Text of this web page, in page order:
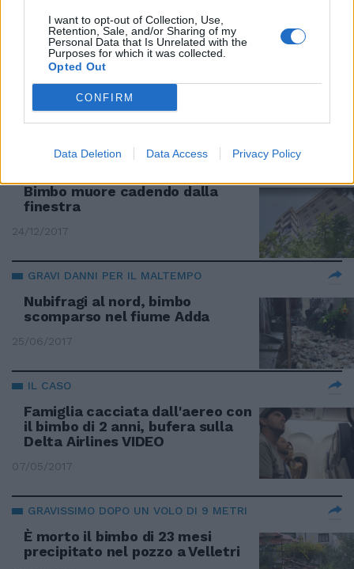
I want to opt-out of Collection, Use,
Retention, Sale, and/or Sharing of my
Personal Data that Is Unrelated with the
Purposes for which it was collected.
Opted Out
CONFIRM
Data Deletion Data Access Privacy Policy
TRAGEDIA NELL'ANCONETANO
Bimbo trovato morto in casa
Interrogato il padre macedone
06/01/2018
Bimbo muore cadendo dalla
finestra
24/12/2017
GRAVI DANNI PER IL MALTEMPO
Nubifragi al nord, bimbo
scomparso nel fiume Adda
25/06/2017
IL CASO
Famiglia cacciata dall'aereo con
il bimbo di 2 anni, bufera sulla
Delta Airlines VIDEO
07/05/2017
GRAVISSIMO DOPO UN VOLO DI 9 METRI
È morto il bimbo di 23 mesi
precipitato nel pozzo a Velletri